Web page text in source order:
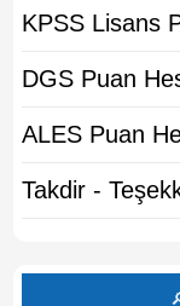
KPSS Lisans
DGS Puan
ALES Puan
Takdir -